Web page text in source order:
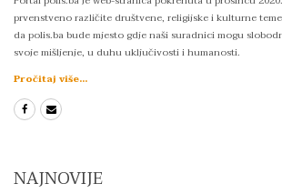
prvenstveno različite društvene, religijske i kulturne
da polis.ba bude mjesto gdje naši suradnici mogu
svoje mišljenje, u duhu uključivosti i humanosti.
Pročitaj više...
NAJNOVIJE